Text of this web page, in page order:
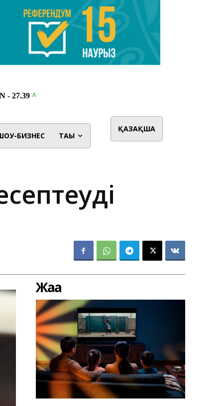
БИЗНЕС ТАҒЫ
ҚАЗАҚША
Жаңа